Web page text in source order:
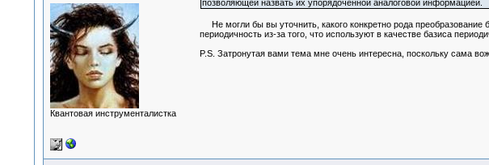
Квантовая инструменталистка
позволяющей назвать их упорядоченной аналоговой информацией.
Не могли бы вы уточнить, какого конкретно рода преобразование
периодичность из-за того, что используют в качестве базиса
P.S. Затронутая вами тема мне очень интересна, поскольку сама